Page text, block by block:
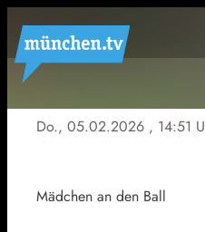
Do., 05.02.2026 , 14:51
Mädchen an den Ball